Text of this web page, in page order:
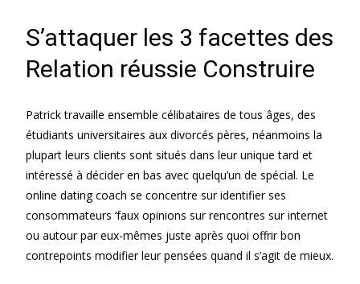
S’attaquer les 3 facettes des
Relation réussie Construire
Patrick travaille ensemble célibataires de tous âges, des
étudiants universitaires aux divorcés pères, néanmoins la
plupart leurs clients sont situés dans leur unique tard et
intéressé à décider en bas avec quelqu’un de spécial. Le
online dating coach se concentre sur identifier ses
consommateurs ‘faux opinions sur rencontres sur internet
ou autour par eux-mêmes juste après quoi offrir bon
contrepoints modifier leur pensées quand il s’agit de mieux.